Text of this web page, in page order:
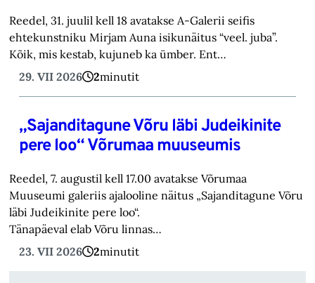
Reedel, 31. juulil kell 18 avatakse A-Galerii seifis
ehtekunstniku Mirjam Auna isikunäitus “veel. juba”.
Kõik, mis kestab, kujuneb ka ümber. Ent…
29. VII 2026
2minutit
„Sajanditagune Võru läbi Judeikinite
pere loo“ Võrumaa muuseumis
Reedel, 7. augustil kell 17.00 avatakse Võrumaa
Muuseumi galeriis ajalooline näitus „Sajanditagune Võru
läbi Judeikinite pere loo“.
Tänapäeval elab Võru linnas…
23. VII 2026
2minutit